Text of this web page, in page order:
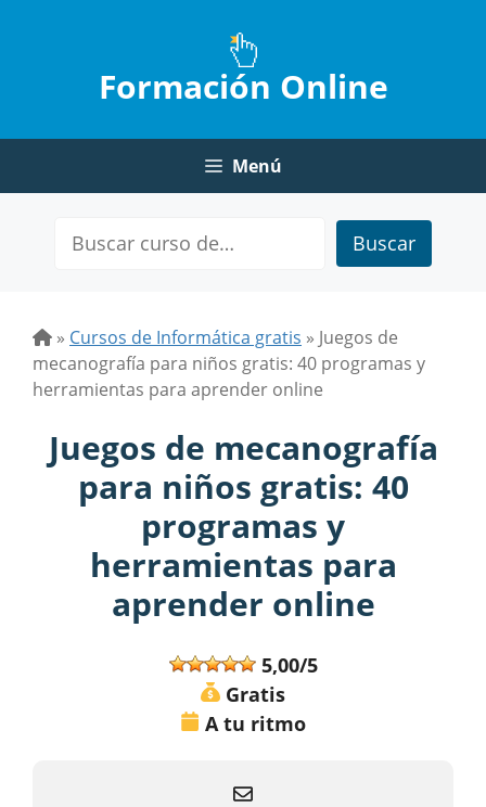
Formación Online
Menú
Buscar
» Cursos de Informática gratis » Juegos de
mecanografía para niños gratis: 40 programas y
herramientas para aprender online
Juegos de mecanografía
para niños gratis: 40
programas y
herramientas para
aprender online
5,00/5
Gratis
A tu ritmo